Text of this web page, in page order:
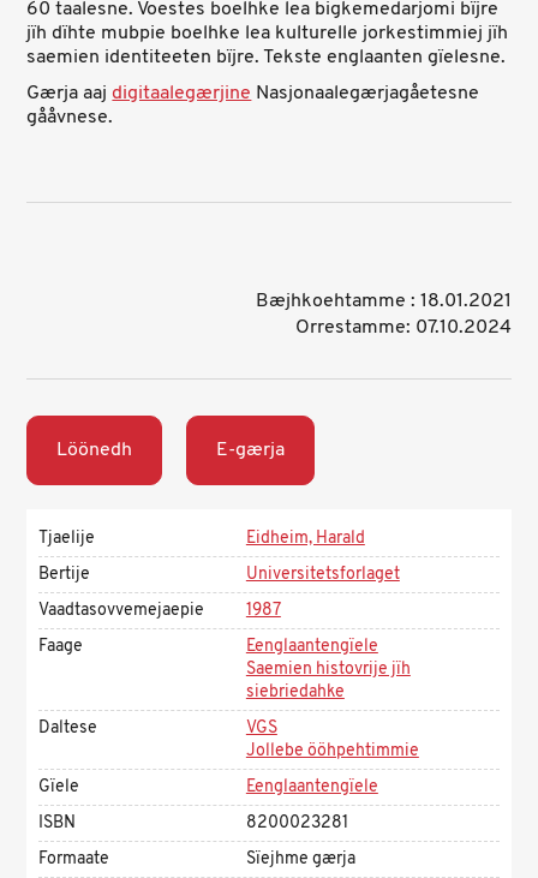
60 taalesne. Voestes boelhke lea bigkemedarjomi bïjre
jïh dïhte mubpie boelhke lea kulturelle jorkestimmiej jïh
saemien identiteeten bïjre. Tekste englaanten gïelesne.
Gærja aajdigitaalegærjineNasjonaalegærjagåetesne
gååvnese.
Bæjhkoehtamme : 18.01.2021
Orrestamme: 07.10.2024
Löönedh E-gærja
Tjaelije
Eidheim, Harald
Bertije
Universitetsforlaget
Vaadtasovvemejaepie
1987
Faage
Eenglaantengïele
Saemien histovrije jïh
siebriedahke
Daltese
VGS
Jollebe ööhpehtimmie
Gïele
Eenglaantengïele
ISBN
8200023281
Formaate
Sïejhme gærja